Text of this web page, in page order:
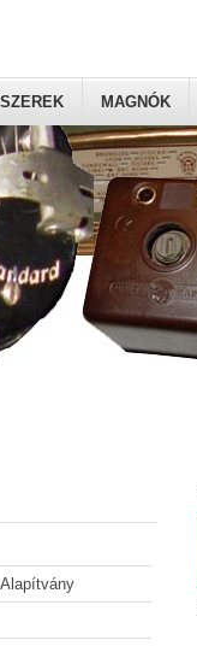
MAGNÓK